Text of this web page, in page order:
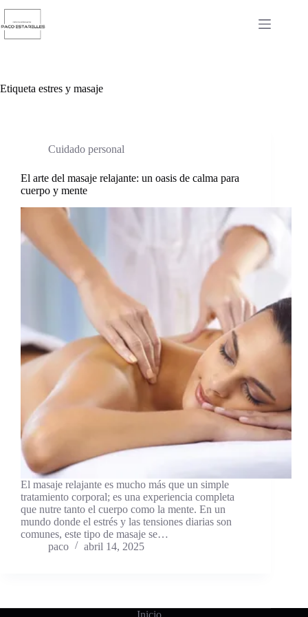
contenido
Etiqueta estres y masaje
Cuidado personal
El arte del masaje relajante: un oasis de calma para
cuerpo y mente
El masaje relajante es mucho más que un simple
tratamiento corporal; es una experiencia completa
que nutre tanto el cuerpo como la mente. En un
mundo donde el estrés y las tensiones diarias son
comunes, este tipo de masaje se…
paco
abril 14, 2025